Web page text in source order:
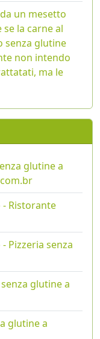
un mesetto
se la carne al
senza glutine
non intendo
ma le
glutine a
- Ristorante
Pizzeria senza
glutine a
glutine a